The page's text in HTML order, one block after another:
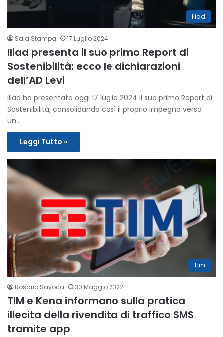
iliad
Sala Stampa 17 Luglio 2024
Iliad presenta il suo primo Report di
Sostenibilità: ecco le dichiarazioni
dell’AD Levi
iliad ha presentato oggi 17 luglio 2024 il suo primo Report di
Sostenibilità, consolidando così il proprio impegno verso
un…
Leggi Tutto »
Tim
Rosario Savoca 30 Maggio 2022
TIM e Kena informano sulla pratica
illecita della rivendita di traffico SMS
tramite app